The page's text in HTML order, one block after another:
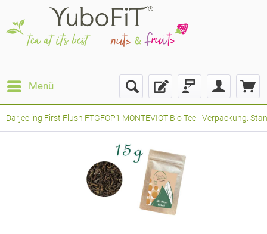
Menü
Darjeeling First Flush FTGFOP1 MONTEVIOT Bio Tee - Verpackung: